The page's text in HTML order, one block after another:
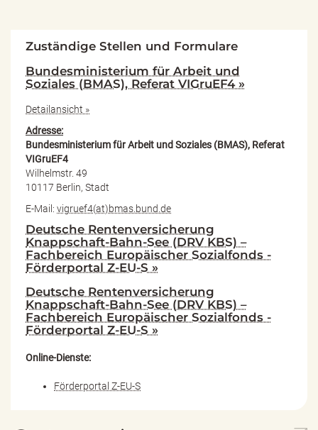
Zuständige Stellen und Formulare
Bundesministerium für Arbeit und
Soziales (BMAS), Referat VIGruEF4 »
Detailansicht »
Adresse:
Bundesministerium für Arbeit und Soziales (BMAS), Referat
VIGruEF4
Wilhelmstr. 49
10117 Berlin, Stadt
E-Mail: vigruef4(at)bmas.bund.de
Deutsche Rentenversicherung
Knappschaft-Bahn-See (DRV KBS) –
Fachbereich Europäischer Sozialfonds -
Förderportal Z-EU-S »
Deutsche Rentenversicherung
Knappschaft-Bahn-See (DRV KBS) –
Fachbereich Europäischer Sozialfonds -
Förderportal Z-EU-S »
Online-Dienste:
Förderportal Z-EU-S